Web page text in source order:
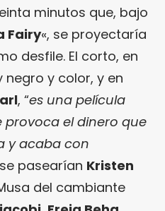
minutos que, bajo
Fairy«, se proyectaría
desfile. El corto, en
y color, y en
, “es una película
provoca el dinero que
y acaba con
pasearían Kristen
del cambiante